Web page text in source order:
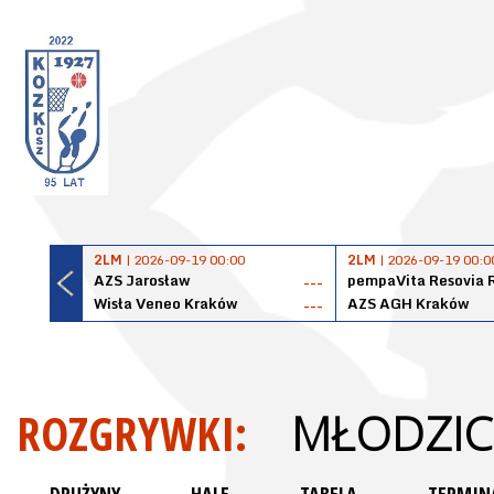
2LM | 2026-09-19 00:00
AZS Jarosław
---
Wisła Veneo Kraków
---
2LM | 2026-09-19
pempaVita Resovia
AZS AGH Kraków
ROZGRYWKI: